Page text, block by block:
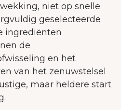
niet op snelle
geselecteerde
ingrediënten
de
en het
van het zenuwstelsel
maar heldere start